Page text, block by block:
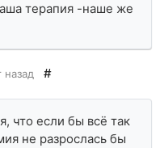
терапия -наше же
назад #
что если бы всё так
не разрослась бы